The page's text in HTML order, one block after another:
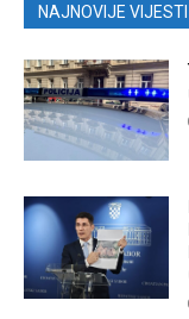
NAJNOVIJE VIJESTI